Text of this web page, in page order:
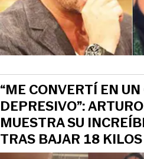
“ME CONVERTÍ EN
DEPRESIVO”:
MUESTRA SU
TRAS BAJAR 18 KILOS